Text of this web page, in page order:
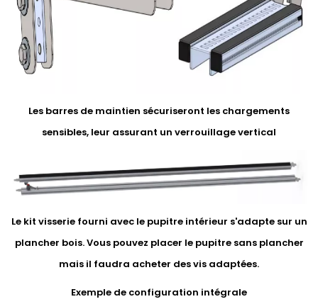
Les barres de maintien sécuriseront les chargements
sensibles, leur assurant un verrouillage vertical
Le kit visserie fourni avec le pupitre intérieur s'adapte sur un
plancher bois. Vous pouvez placer le pupitre sans plancher
mais il faudra acheter des vis adaptées.
Exemple de configuration intégrale